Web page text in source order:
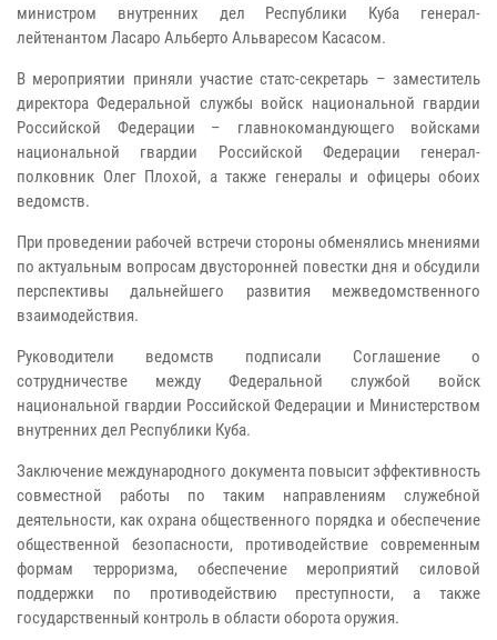
министром внутренних дел Республики Куба генерал-
лейтенантом Ласаро Альберто Альваресом Касасом.
В мероприятии приняли участие статс-секретарь – заместитель
директора Федеральной службы войск национальной гвардии
Российской Федерации – главнокомандующего войсками
национальной гвардии Российской Федерации генерал-
полковник Олег Плохой, а также генералы и офицеры обоих
ведомств.
При проведении рабочей встречи стороны обменялись мнениями
по актуальным вопросам двусторонней повестки дня и обсудили
перспективы дальнейшего развития межведомственного
взаимодействия.
Руководители ведомств подписали Соглашение о
сотрудничестве между Федеральной службой войск
национальной гвардии Российской Федерации и Министерством
внутренних дел Республики Куба.
Заключение международного документа повысит эффективность
совместной работы по таким направлениям служебной
деятельности, как охрана общественного порядка и обеспечение
общественной безопасности, противодействие современным
формам терроризма, обеспечение мероприятий силовой
поддержки по противодействию преступности, а также
государственный контроль в области оборота оружия.